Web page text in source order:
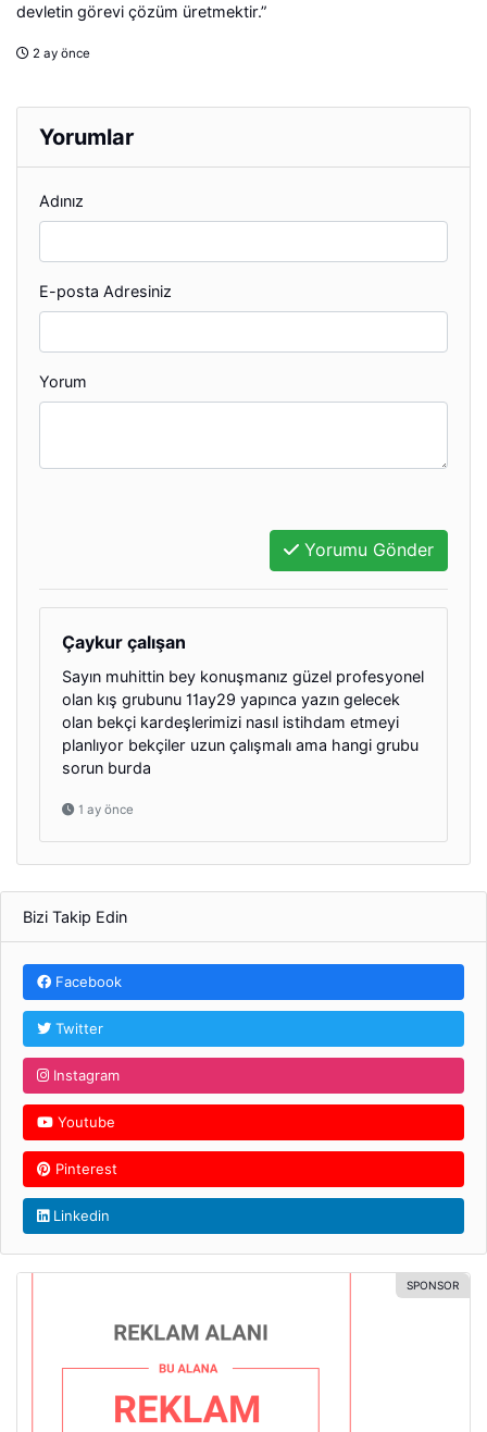
devletin görevi çözüm üretmektir.”
2 ay önce
Yorumlar
Adınız
E-posta Adresiniz
Yorum
Yorumu Gönder
Çaykur çalışan
Sayın muhittin bey konuşmanız güzel profesyonel
olan kış grubunu 11ay29 yapınca yazın gelecek
olan bekçi kardeşlerimizi nasıl istihdam etmeyi
planlıyor bekçiler uzun çalışmalı ama hangi grubu
sorun burda
1 ay önce
Bizi Takip Edin
Facebook
Twitter
Instagram
Youtube
Pinterest
Linkedin